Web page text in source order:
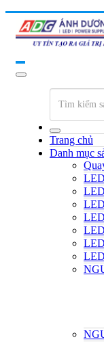
Trang chủ
Danh mục